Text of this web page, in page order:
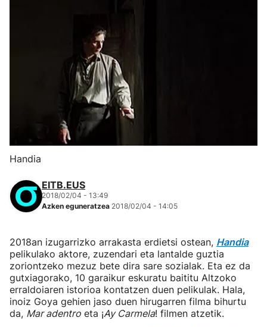
Handia
EITB.EUS
2018/02/04 - 13:49
Azken eguneratzea 2018/02/04 - 14:05
2018an izugarrizko arrakasta erdietsi ostean, Handia
pelikulako aktore, zuzendari eta lantalde guztia
zoriontzeko mezuz bete dira sare sozialak. Eta ez da
gutxiagorako, 10 garaikur eskuratu baititu Altzoko
erraldoiaren istorioa kontatzen duen pelikulak. Hala,
inoiz Goya gehien jaso duen hirugarren filma bihurtu
da, Mar adentro eta ¡Ay Carmela! filmen atzetik.